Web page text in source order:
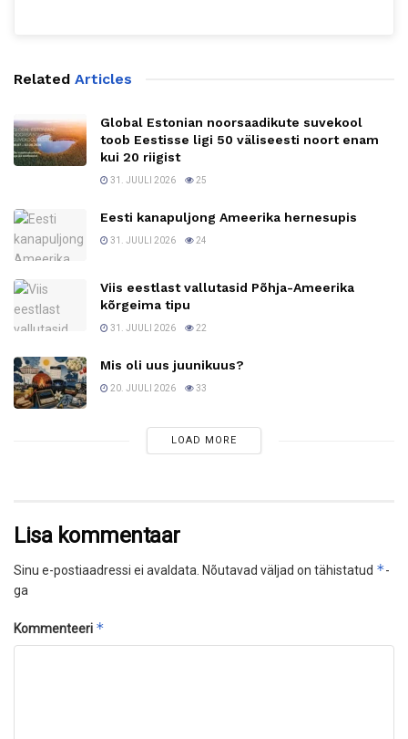
Related Articles
Global Estonian noorsaadikute suvekool
toob Eestisse ligi 50 väliseesti noort enam
kui 20 riigist
31. JUULI 2026 25
Eesti kanapuljong Ameerika hernesupis
31. JUULI 2026 24
Viis eestlast vallutasid Põhja-Ameerika
kõrgeima tipu
31. JUULI 2026 22
Mis oli uus juunikuus?
20. JUULI 2026 33
LOAD MORE
Lisa kommentaar
Sinu e-postiaadressi ei avaldata. Nõutavad väljad on tähistatud *-
ga
Kommenteeri *